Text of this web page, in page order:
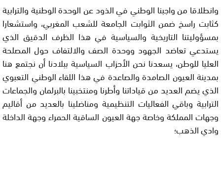
وانطلاقا من واجبنا الوطني في الذود عن الوحدة الوطنية والترابية
كثابت راسخ ضمن الثوابت الجامعة للشعب المغربي، واستشعارا
بمسؤوليتنا التاريخية والسياسية في هذا الظرف الدقيق الذي
يستدعي تعاضد الجهود ووحدة الصف والالتفاف حول المصلحة
العليا للوطن، يسعدنا نحن الأحزاب السياسية ببلادنا أن نجتمع هنا
بمدينة العيون الصامدة والصاعدة في هذا اللقاء الوطني التعبوي
الذي يضم العديد من قياداتنا وأطرنا ومنتخبينا بالبرلمان والجماعات
الترابية وباقي الفعاليات التنظيمية ومناضلينا بالعديد من أقاليم
وجهات المملكة وخاصة جهة العيون الساقية الحمراء وجهة الداخلة
وادي الذهب؛